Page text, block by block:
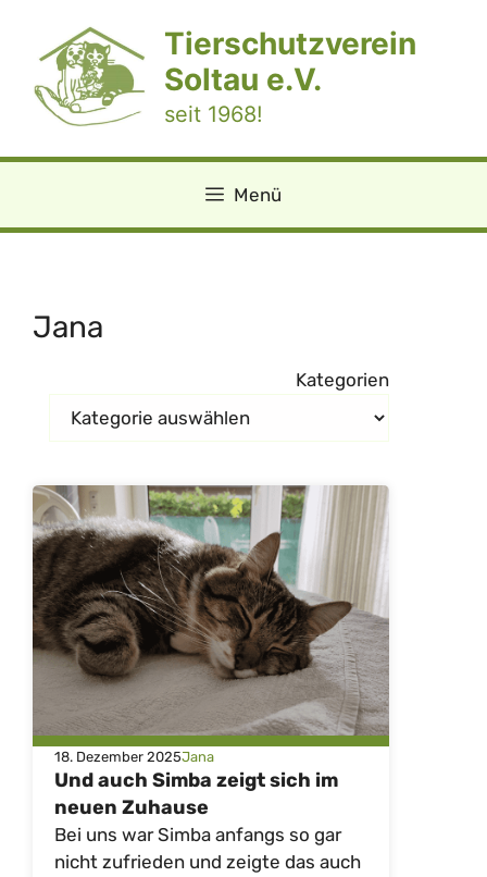
springen
Tierschutzverein
Soltau e.V.
seit 1968!
Menü
Jana
Kategorien
18. Dezember 2025Jana
Und auch Simba zeigt sich im
neuen Zuhause
Bei uns war Simba anfangs so gar
nicht zufrieden und zeigte das auch